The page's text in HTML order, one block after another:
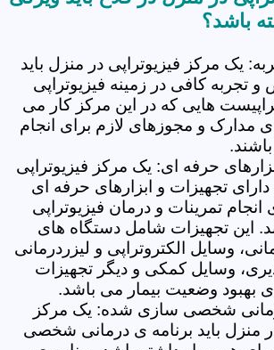
باشد؟
یک مرکز فیزیوتراپی در منزل باید
تجربه کافی در زمینه فیزیوتراپی
هایی که در این مرکز کار می
مدارک و مجوزهای لازم برای انجام
حرفه ای: یک مرکز فیزیوتراپی
دارای تجهیزات و ابزارهای حرفه ای
انجام تمرینات و درمان فیزیوتراپی
این تجهیزات شامل دستگاه های
وسایل الکتروتراپی و لیزردرمانی
وسایل کمکی و دیگر تجهیزات
بهبود وضعیت بیمار می باشد.
شخصی سازی شده: یک مرکز
منزل باید برنامه ی درمانی شخصی